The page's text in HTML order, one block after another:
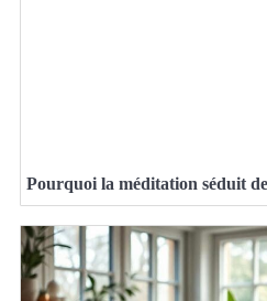
Pourquoi la méditation séduit